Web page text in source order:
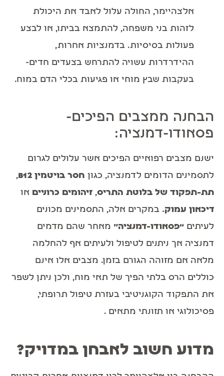
אלצהיימר, החולה עלול לאבד את היכולת
לזהות בני משפחה, להתמצא בביתו, או לבצע
פעולות בסיסיות. בדמנציות אחרות,
ההידרדרות עשויה להתרחש בצעדים חדים-
בעקבות שבץ מוחי או פגיעות בכלי הדם במוח.
הבחנה ממצבים הפיכים-
פסאודו-דמנציה:
ישנם מצבים רפואיים הפיכים אשר עלולים לגרום
לתסמינים הדומים לדמנציה, כגון חסר בויטמין
,
תת-תפקוד של בלוטת התריס, זיהומים כרוניים או
דיכאון עמוק. במקרים אלה, התסמינים מכונים
לעיתים “פסאודו-דמנציה” מאחר שהם מדמים
דמנציה אך ניתנים לטיפול ולעיתים אף להחלמה
מלאה אם מזוהה הגורם בזמן. מצבים אלו אינם
כוללים הרס בלתי הפיך של תאי מוח, ולכן ניתן לשפר
את התפקוד הקוגניטיבי בעזרת טיפול תרופתי,
פסיכולוגי או תזונתי מתאים .
מדוע חשוב לאבחן במדויק?